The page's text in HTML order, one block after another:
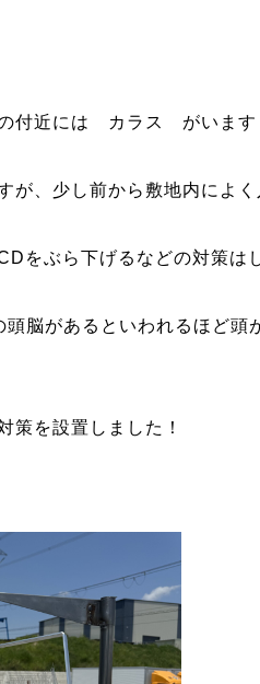
の付近には カラス がいます
が、少し前から敷地内によ
をぶら下げるなどの対策は
脳があるといわれるほど頭
策を設置しました！